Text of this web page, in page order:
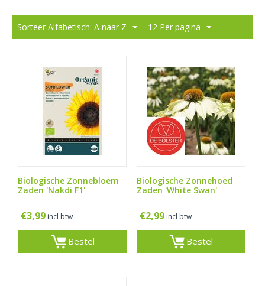
Sorteer Alfabetisch: A naar Z 12 Per pagina
Biologische Zonnebloem
Zaden 'Nakdi F1'
€3,99 incl btw
Bestel
Biologische Zonnehoed
Zaden 'White Swan'
€2,99 incl btw
Bestel